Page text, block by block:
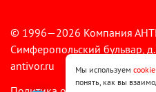
© 1996—2026 Компания
Симферопольский бульвар,
antivor.ru
Мы используем cookie
понять, как вы